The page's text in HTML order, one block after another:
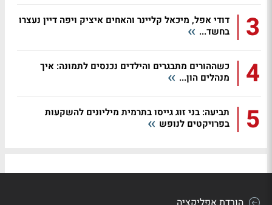
3
דודי אפל, מיכאל קליינר והאחים איציק ויפה דיין נעצרו
בחשד...
4
כשההורים מתבגרים והילדים נכנסים לתמונה: איך
מנהלים הון...
5
תביעה: בני זוג גייסו בתרמית מיליונים להשקעות
בפרויקטים לנופש